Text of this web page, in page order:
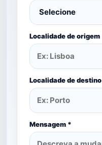
Localidade de origem
Localidade de destino
Mensagem *